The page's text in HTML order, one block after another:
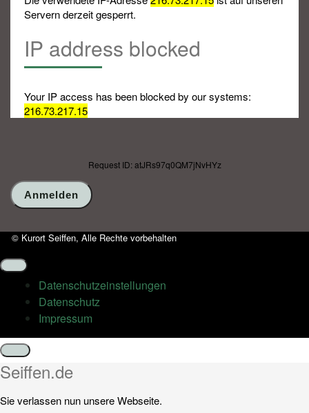
Servern derzeit gesperrt.
IP address blocked
Your IP access has been blocked by our systems:
216.73.217.15
Request ID: atJRs97q0QM7jNvHYz
© Kurort Seiffen, Alle Rechte vorbehalten
Datenschutz­einstellungen
Datenschutz
Impressum
Schließen
Seiffen.de
Sie verlassen nun unsere Webseite.